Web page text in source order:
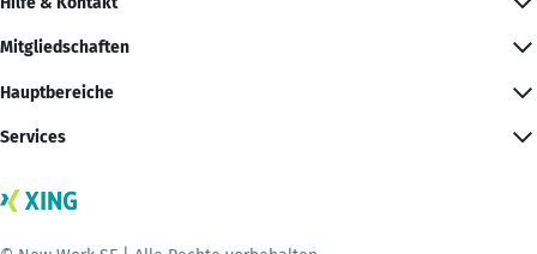
Mitgliedschaften
Hauptbereiche
Services